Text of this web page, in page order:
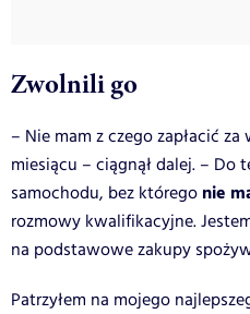
Zwolnili go
– Nie mam z czego zapłacić
miesiącu – ciągnął dalej. – Do
samochodu, bez którego nie
rozmowy kwalifikacyjne.
na podstawowe zakupy
Patrzyłem na mojego